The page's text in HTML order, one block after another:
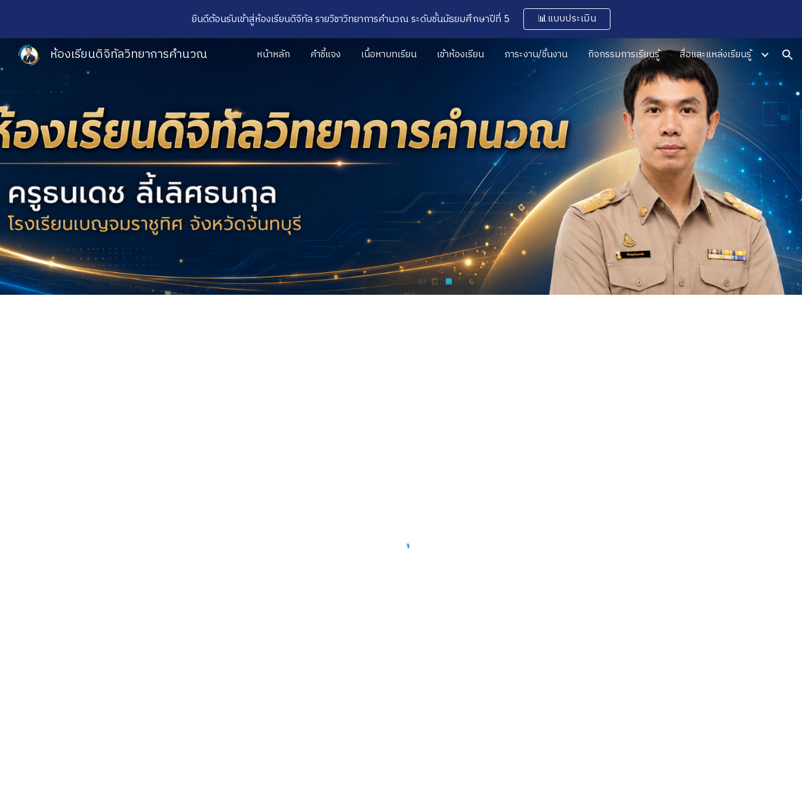
Skip to main content Skip to navigation
ยินดีต้อนรับเข้าสู่ห้องเรียนดิจิทัล รายวิชาวิทยาการคำนวณ ระดับชั้นมัธยมศึกษาปีที่ 5 📊แบบประเมิน
ห้องเรียนดิจิทัลวิทยาการคำนวณ หน้าหลัก คำชี้แจง เนื้อหาบทเรียน เข้าห้องเรียน ภาระงาน/ชิ้นงาน กิจกรรมการเรียนรู้ สื่อและแหล่งเรียนรู้